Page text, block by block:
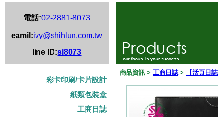
電話:02-2881-8073
eamil:ivy@shihlun.com.tw
line ID:sl8073
彩卡印刷/卡片設計
紙類包裝盒
工商日誌
商品資訊 > 工商日誌> 【活頁日